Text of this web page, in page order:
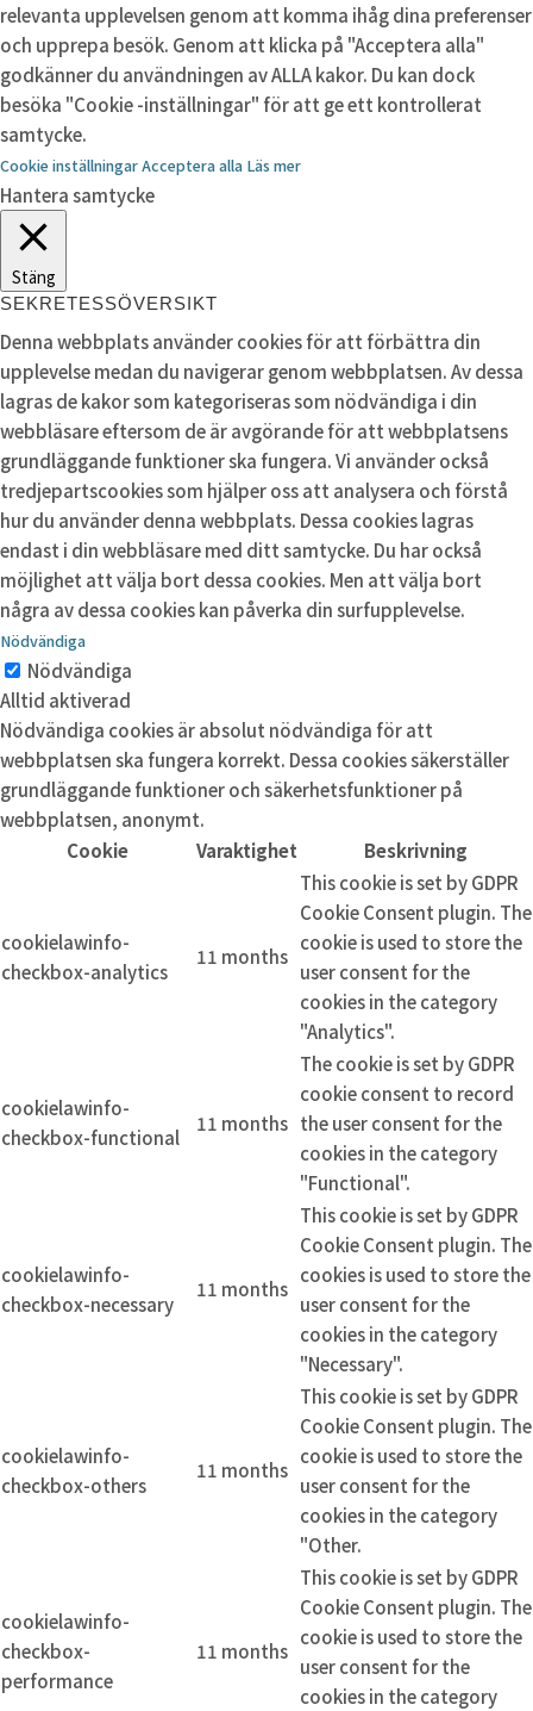
relevanta upplevelsen genom att komma ihåg dina preferenser
och upprepa besök. Genom att klicka på "Acceptera alla"
godkänner du användningen av ALLA kakor. Du kan dock
besöka "Cookie -inställningar" för att ge ett kontrollerat
samtycke.
Cookie inställningarAcceptera alla Läs mer
Hantera samtycke
Stäng
SEKRETESSÖVERSIKT
Denna webbplats använder cookies för att förbättra din
upplevelse medan du navigerar genom webbplatsen. Av dessa
lagras de kakor som kategoriseras som nödvändiga i din
webbläsare eftersom de är avgörande för att webbplatsens
grundläggande funktioner ska fungera. Vi använder också
tredjepartscookies som hjälper oss att analysera och förstå
hur du använder denna webbplats. Dessa cookies lagras
endast i din webbläsare med ditt samtycke. Du har också
möjlighet att välja bort dessa cookies. Men att välja bort
några av dessa cookies kan påverka din surfupplevelse.
Nödvändiga
Nödvändiga
Alltid aktiverad
Nödvändiga cookies är absolut nödvändiga för att
webbplatsen ska fungera korrekt. Dessa cookies säkerställer
grundläggande funktioner och säkerhetsfunktioner på
webbplatsen, anonymt.
Cookie
Varaktighet Beskrivning
cookielawinfo-
checkbox-analytics
11 months
This cookie is set by GDPR
Cookie Consent plugin. The
cookie is used to store the
user consent for the
cookies in the category
"Analytics".
cookielawinfo-
checkbox-functional
11 months
The cookie is set by GDPR
cookie consent to record
the user consent for the
cookies in the category
"Functional".
cookielawinfo-
checkbox-necessary
11 months
This cookie is set by GDPR
Cookie Consent plugin. The
cookies is used to store the
user consent for the
cookies in the category
"Necessary".
cookielawinfo-
checkbox-others
11 months
This cookie is set by GDPR
Cookie Consent plugin. The
cookie is used to store the
user consent for the
cookies in the category
"Other.
cookielawinfo-
checkbox-
performance
11 months
This cookie is set by GDPR
Cookie Consent plugin. The
cookie is used to store the
user consent for the
cookies in the category